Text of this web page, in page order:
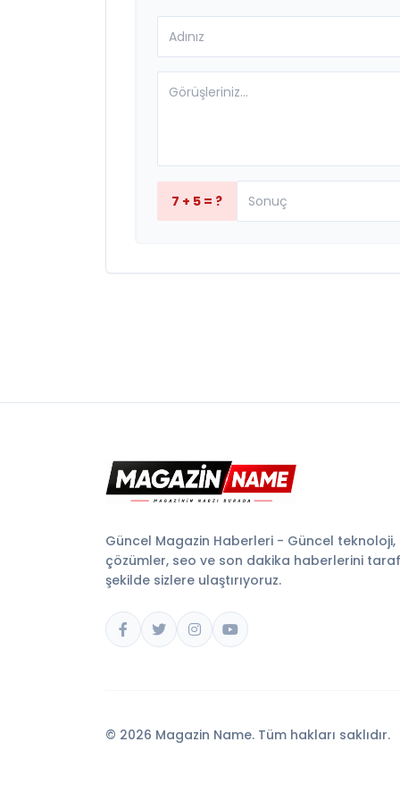
7 + 5 = ?
Güncel Magazin Haberleri - Güncel teknoloji,
çözümler, seo ve son dakika haberlerini
şekilde sizlere ulaştırıyoruz.
© 2026 Magazin Name. Tüm hakları saklıdır.